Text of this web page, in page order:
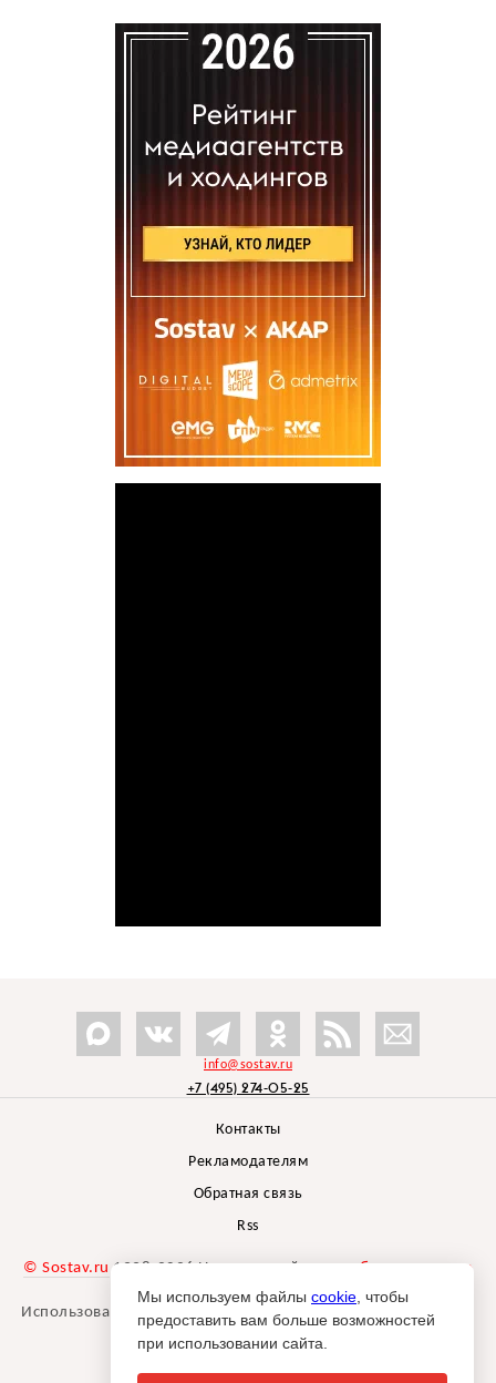
info@sostav.ru
+7 (495) 274-05-25
Контакты
Рекламодателям
Обратная связь
Rss
© Sostav.ru 1998-2026 Независимый проектбрендингового
агентства Depot
Использование материалов Sostav.ru допустимо только при
указании источника.
Мы используем файлы cookie , чтобы
предоставить вам больше возможностей
при использовании сайта.